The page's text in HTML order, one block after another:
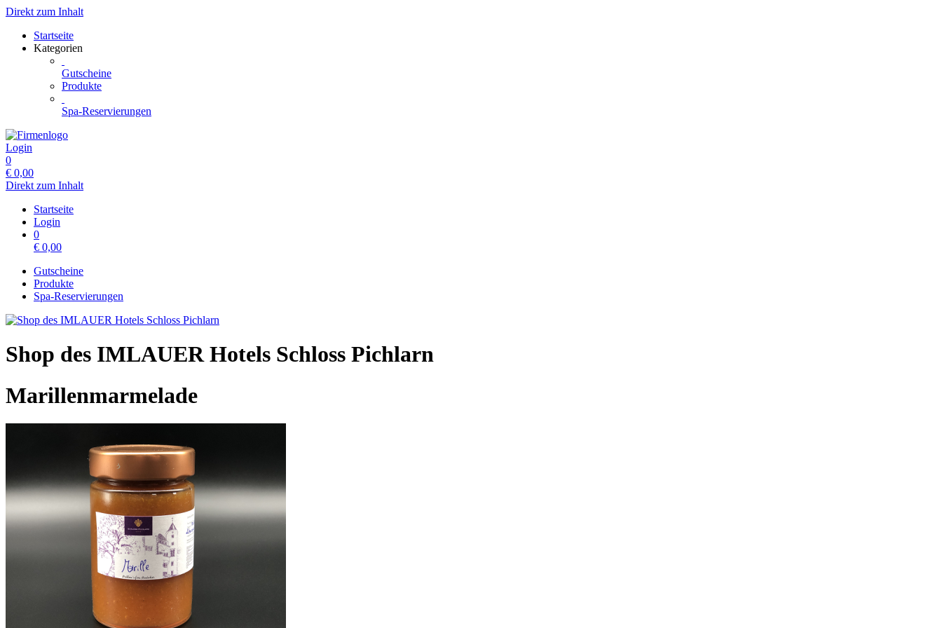
Direkt zum Inhalt
Startseite
Kategorien
Gutscheine
Produkte
Spa-Reservierungen
Login
0
€ 0,00
Direkt zum Inhalt
Startseite
Login
0
€ 0,00
Gutscheine
Produkte
Spa-Reservierungen
Shop des IMLAUER Hotels Schloss Pichlarn
Marillenmarmelade